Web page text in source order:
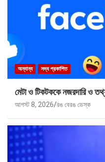
অন্যান্য সদ্য প্রকাশিত
মেটা ও টিকটককে নজরদারি ও
আগস্ট 8, 2026 রঙ বেরঙ ডেস্ক